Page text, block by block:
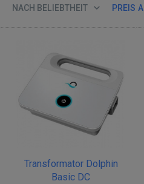
NACH BELIEBTHEIT PREIS
Transformator Dolphin
Basic DC